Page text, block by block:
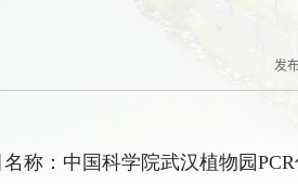
发
称： 中国科学院武汉植物园